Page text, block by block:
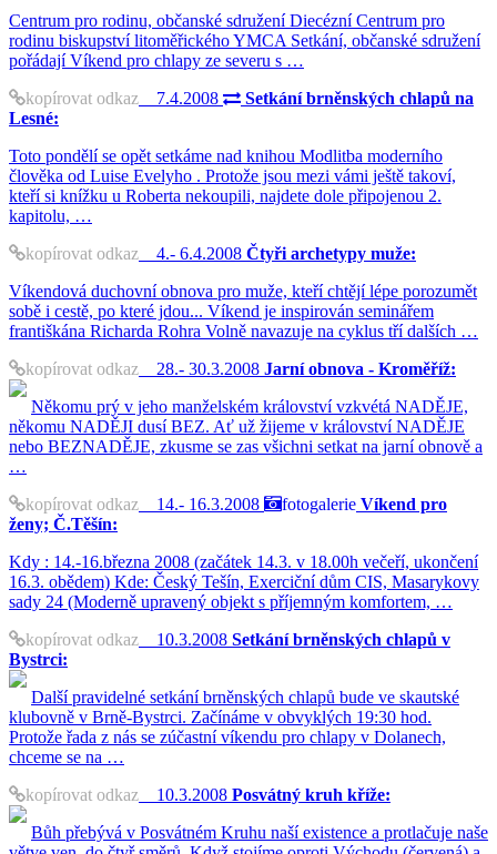
Centrum pro rodinu, občanské sdružení Diecézní Centrum pro
rodinu biskupství litoměřického YMCA Setkání, občanské sdružení
pořádají Víkend pro chlapy ze severu s …
kopírovat odkaz 7.4.2008
Setkání brněnských chlapů na
Lesné:
Toto pondělí se opět setkáme nad knihou Modlitba moderního
člověka od Luise Evelyho . Protože jsou mezi vámi ještě takoví,
kteří si knížku u Roberta nekoupili, najdete dole připojenou 2.
kapitolu, …
kopírovat odkaz 4.- 6.4.2008 Čtyři archetypy muže:
Víkendová duchovní obnova pro muže, kteří chtějí lépe porozumět
sobě i cestě, po které jdou... Víkend je inspirován seminářem
františkána Richarda Rohra Volně navazuje na cyklus tří dalších …
kopírovat odkaz 28.- 30.3.2008 Jarní obnova - Kroměříž:
Někomu prý v jeho manželském království vzkvétá NADĚJE,
někomu NADĚJI dusí BEZ. Ať už žijeme v království NADĚJE
nebo BEZNADĚJE, zkusme se zas všichni setkat na jarní obnově a
…
kopírovat odkaz 14.- 16.3.2008 fotogalerie Víkend pro
ženy; Č.Těšín:
Kdy : 14.-16.března 2008 (začátek 14.3. v 18.00h večeří, ukončení
16.3. obědem) Kde: Český Tešín, Exerciční dům CIS, Masarykovy
sady 24 (Moderně upravený objekt s příjemným komfortem, …
kopírovat odkaz 10.3.2008 Setkání brněnských chlapů v
Bystrci:
Další pravidelné setkání brněnských chlapů bude ve skautské
klubovně v Brně-Bystrci. Začínáme v obvyklých 19:30 hod.
Protože řada z nás se zúčastní víkendu pro chlapy v Dolanech,
chceme se na …
kopírovat odkaz 10.3.2008 Posvátný kruh kříže:
Bůh přebývá v Posvátném Kruhu naší existence a protlačuje naše